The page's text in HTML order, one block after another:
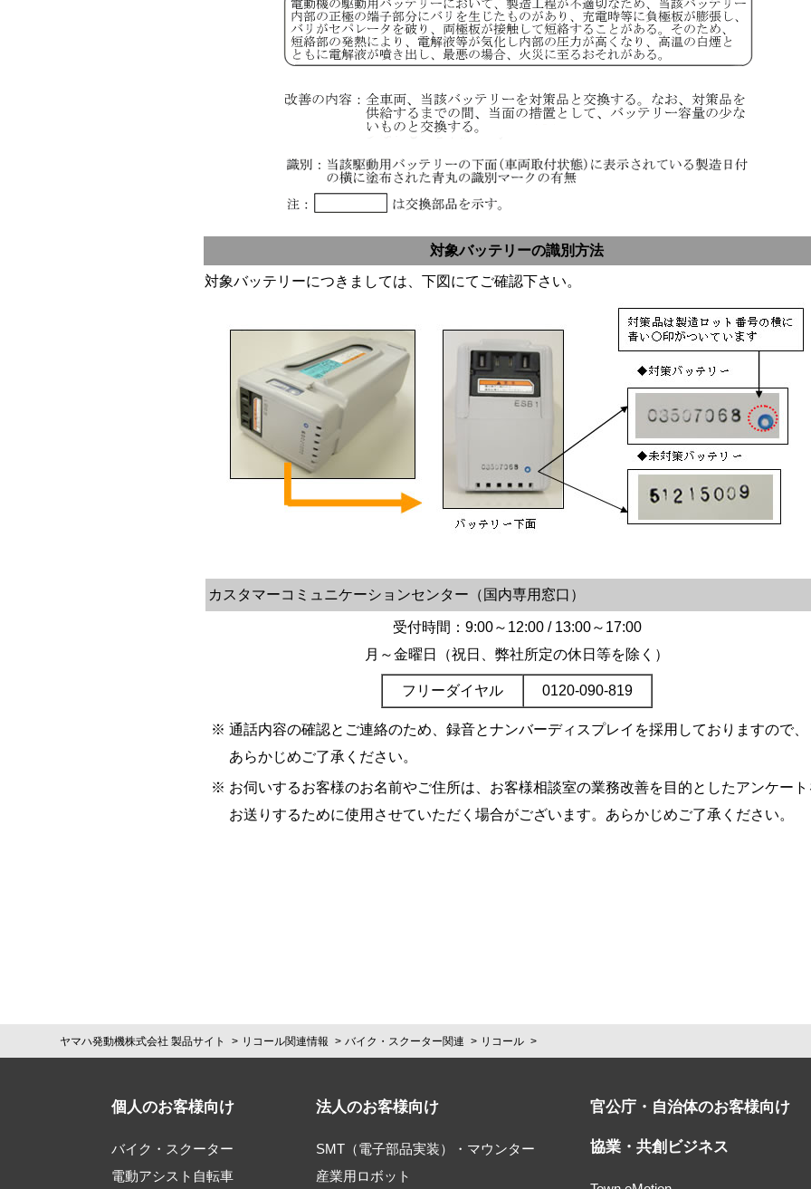
対象バッテリーの識別方法
対象バッテリーにつきましては、下図にてご確認下さい。
カスタマーコミュニケーションセンター（国内専用窓口）
受付時間：9:00～12:00 / 13:00～17:00
月～金曜日（祝日、弊社所定の休日等を除く）
フリーダイヤル 0120-090-819
※ 通話内容の確認とご連絡のため、録音とナンバーディスプレイを採用しておりますので、
あらかじめご了承ください。
※ お伺いするお客様のお名前やご住所は、お客様相談室の業務改善を目的としたアンケート
お送りするために使用させていただく場合がございます。あらかじめご了承ください。
ヤマハ発動機株式会社 製品サイト リコール関連情報 バイク・スクーター関連 リコール
個人のお客様向け
バイク・スクーター
電動アシスト自転車
法人のお客様向け
SMT（電子部品実装）・マウンター
産業用ロボット
官公庁・自治体のお客様向け
協業・共創ビジネス